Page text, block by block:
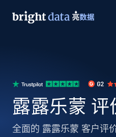
露露乐蒙 评
全面的 露露乐蒙 客户评